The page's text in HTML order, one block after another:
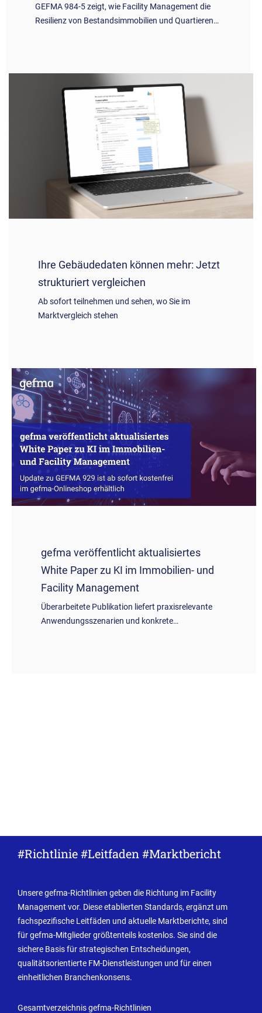
GEFMA 984-5 zeigt, wie Facility Management die
Resilienz von Bestandsimmobilien und Quartieren…
Ihre Gebäudedaten können mehr: Jetzt
strukturiert vergleichen
Ab sofort teilnehmen und sehen, wo Sie im
Marktvergleich stehen
gefma veröffentlicht aktualisiertes
White Paper zu KI im Immobilien- und
Facility Management
Überarbeitete Publikation liefert praxisrelevante
Anwendungsszenarien und konkrete…
#Richtlinie #Leitfaden #Marktbericht
Unsere gefma-Richtlinien geben die Richtung im Facility
Management vor. Diese etablierten Standards, ergänzt um
fachspezifische Leitfäden und aktuelle Marktberichte, sind
für gefma-Mitglieder größtenteils kostenlos. Sie sind die
sichere Basis für strategischen Entscheidungen,
qualitätsorientierte FM-Dienstleistungen und für einen
einheitlichen Branchenkonsens.
Gesamtverzeichnis gefma-Richtlinien